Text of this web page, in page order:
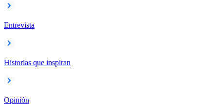
Entrevista
Historias que inspiran
Opinión